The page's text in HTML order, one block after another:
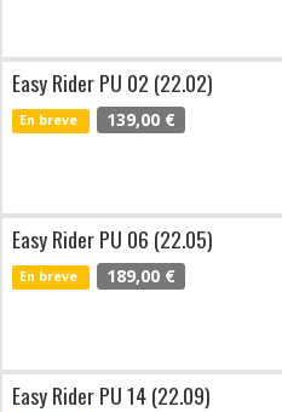
Easy Rider PU 02 (22.02)
En breve 139,00 €
Easy Rider PU 06 (22.05)
En breve 189,00 €
Easy Rider PU 14 (22.09)